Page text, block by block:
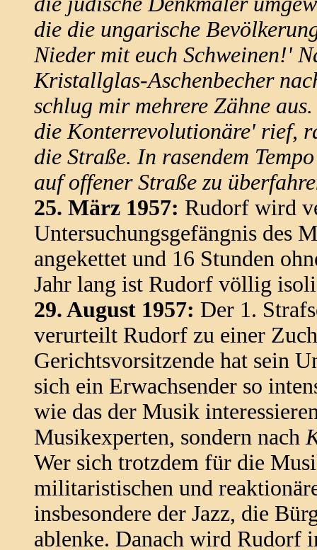
die die ungarische
Nieder mit euch Schweinen!'
Kristallglas-Aschenbecher
schlug mir mehrere Zähne
die Konterrevolutionäre' rief,
die Straße. In rasendem
auf offener Straße zu
25. März 1957: Rudorf wird
Untersuchungsgefängnis des
angekettet und 16 Stunden
Jahr lang ist Rudorf völlig
29. August 1957: Der 1.
verurteilt Rudorf zu einer
Gerichtsvorsitzende hat sein
sich ein Erwachsender so
wie das der Musik
Musikexperten, sondern nach
Wer sich trotzdem für die
militaristischen und
insbesondere der Jazz, die
ablenke. Danach wird Rudorf